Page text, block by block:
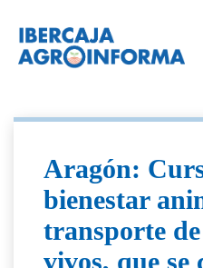
Aragón:
bienestar
transporte
vivos, que se